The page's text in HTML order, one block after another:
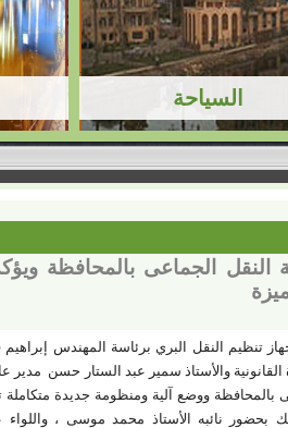
الجماعى بالمحافظة
تنظيم النقل البري برئاسة المهندس
والأستاذ سمير عبد الستار حسن مدير
ووضع آلية ومنظومة جديدة متكاملة
بحضور نائبه الأستاذ محمد موسى ،